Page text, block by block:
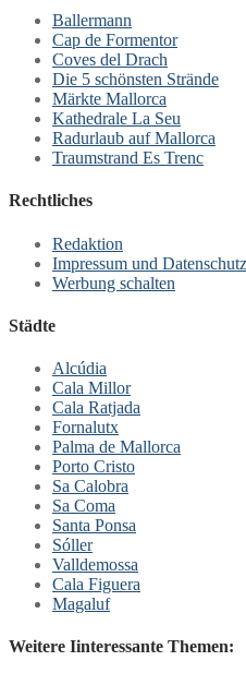
Ballermann
Cap de Formentor
Coves del Drach
Die 5 schönsten Strände
Märkte Mallorca
Kathedrale La Seu
Radurlaub auf Mallorca
Traumstrand Es Trenc
Rechtliches
Redaktion
Impressum und
Werbung schalten
Städte
Alcúdia
Cala Millor
Cala Ratjada
Fornalutx
Palma de Mallorca
Porto Cristo
Sa Calobra
Sa Coma
Santa Ponsa
Sóller
Valldemossa
Cala Figuera
Magaluf
Weitere Iinteressante Themen: